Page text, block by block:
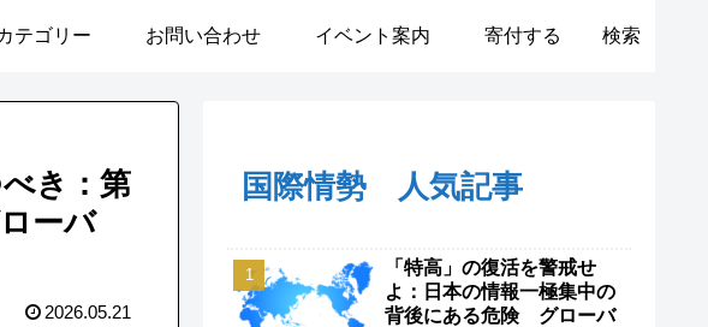
テゴリー お問い合わせ イベント案内 寄付する 検索
き：第
ーバ
2026.05.21
国際情勢 人気記事
「特高」の復活を警戒せ
よ：日本の情報一極集中の
背後にある危険 グローバ